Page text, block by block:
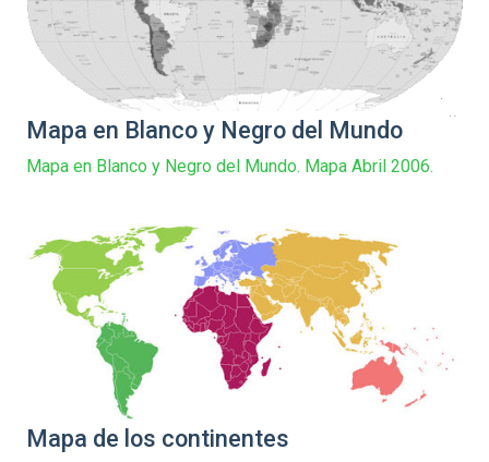
Mapa en Blanco y Negro del Mundo
Mapa en Blanco y Negro del Mundo. Mapa Abril 2006.
Mapa de los continentes